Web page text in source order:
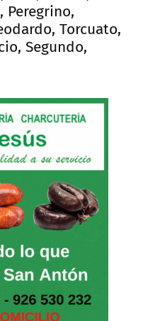
Peregrino,
Torcuato,
Segundo,